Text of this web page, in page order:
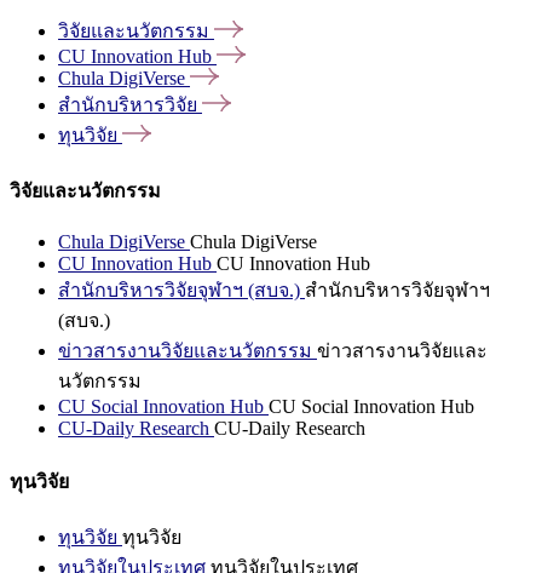
วิจัยและนวัตกรรม
CU Innovation Hub
Chula DigiVerse
สำนักบริหารวิจัย
ทุนวิจัย
วิจัยและนวัตกรรม
Chula DigiVerse Chula DigiVerse
CU Innovation Hub CU Innovation Hub
สำนักบริหารวิจัยจุฬาฯ (สบจ.) สำนักบริหารวิจัยจุฬาฯ
(สบจ.)
ข่าวสารงานวิจัยและนวัตกรรม ข่าวสารงานวิจัยและ
นวัตกรรม
CU Social Innovation Hub CU Social Innovation Hub
CU-Daily Research CU-Daily Research
ทุนวิจัย
ทุนวิจัย ทุนวิจัย
ทุนวิจัยในประเทศ ทุนวิจัยในประเทศ